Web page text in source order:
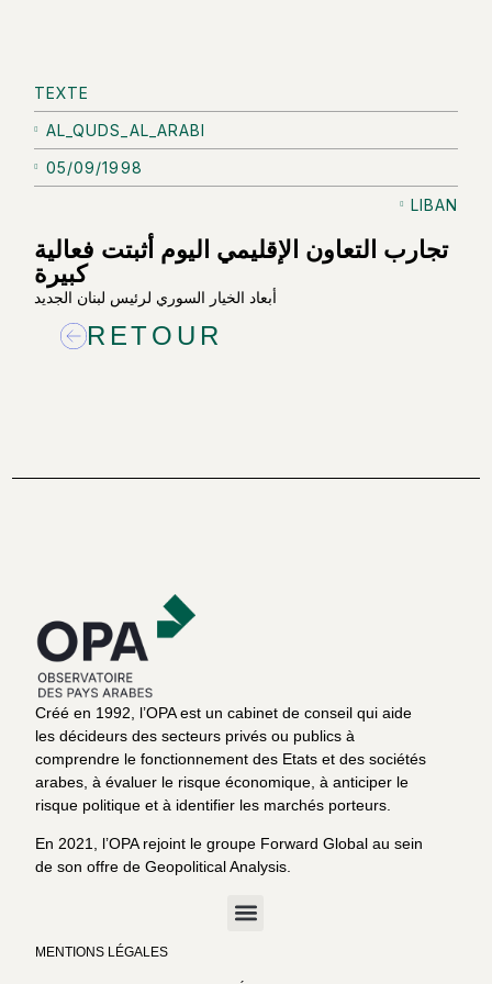
TEXTE
AL_QUDS_AL_ARABI
05/09/1998
LIBAN
تجارب التعاون الإقليمي اليوم أثبتت فعالية
كبيرة
أبعاد الخيار السوري لرئيس لبنان الجديد
RETOUR
Créé en 1992, l’OPA est un cabinet de conseil qui aide
les décideurs des secteurs privés ou publics à
comprendre le fonctionnement des Etats et des sociétés
arabes, à évaluer le risque économique, à anticiper le
risque politique et à identifier les marchés porteurs.
En 2021, l’OPA rejoint le groupe Forward Global au sein
de son offre de Geopolitical Analysis.
MENTIONS LÉGALES